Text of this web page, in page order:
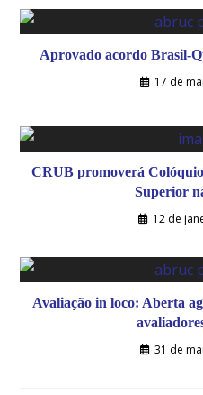
Aprovado acordo Brasil-
17 de
CRUB promoverá
Superior
12 de
Avaliação in loco: Aberta
31 de